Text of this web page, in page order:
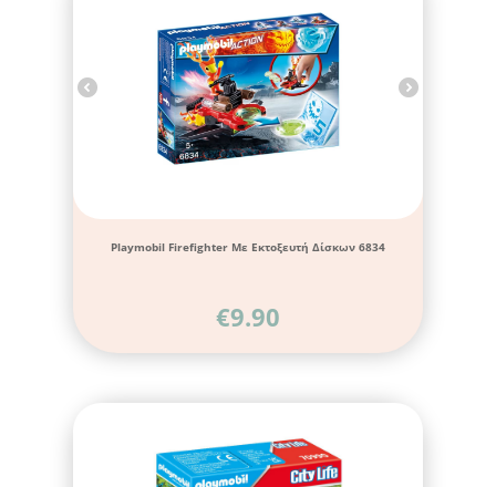
Playmobil Firefighter Με Εκτοξευτή Δίσκων 6834
€9.90